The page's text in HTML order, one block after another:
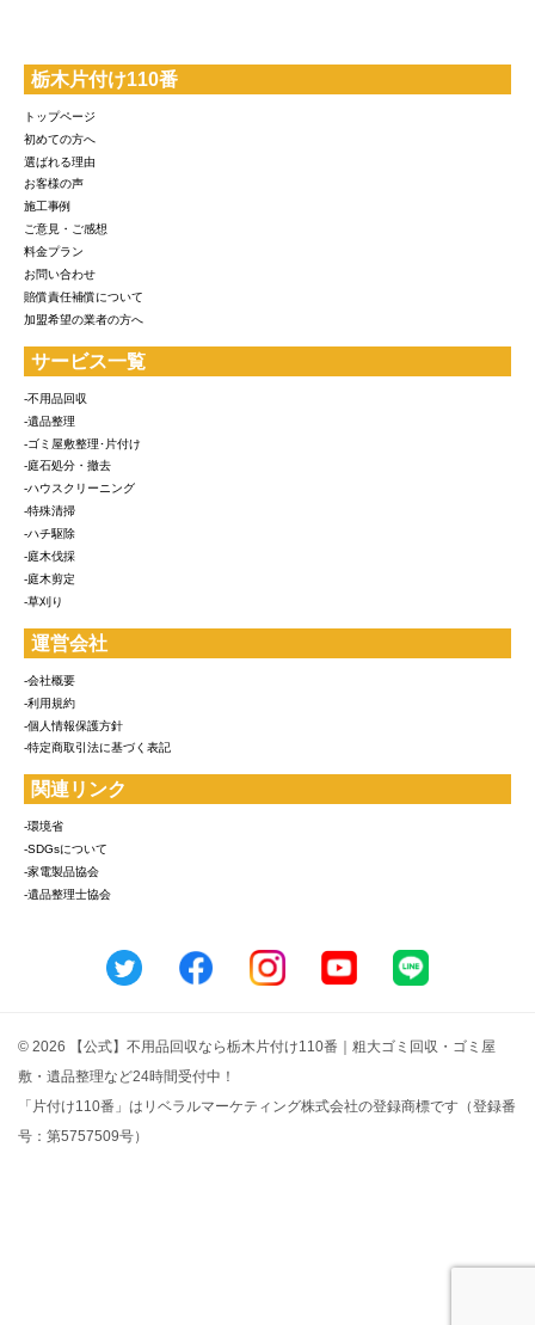
栃木片付け110番
トップページ
初めての方へ
選ばれる理由
お客様の声
施工事例
ご意見・ご感想
料金プラン
お問い合わせ
賠償責任補償について
加盟希望の業者の方へ
サービス一覧
-不用品回収
-遺品整理
-ゴミ屋敷整理･片付け
-庭石処分・撤去
-ハウスクリーニング
-特殊清掃
-ハチ駆除
-庭木伐採
-庭木剪定
-草刈り
運営会社
-会社概要
-利用規約
-個人情報保護方針
-特定商取引法に基づく表記
関連リンク
-環境省
-SDGsについて
-家電製品協会
-遺品整理士協会
© 2026 【公式】不用品回収なら栃木片付け110番｜粗大ゴミ回収・ゴミ屋
敷・遺品整理など24時間受付中！
「片付け110番」はリベラルマーケティング株式会社の登録商標です（登録番
号：第5757509号）